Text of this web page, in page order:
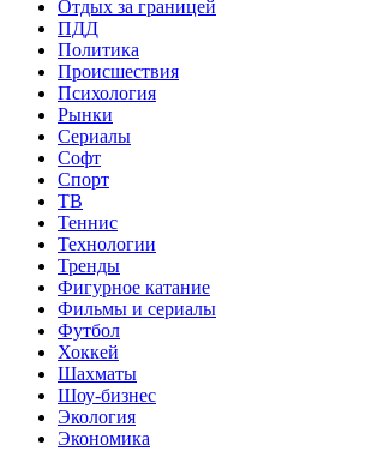
Отдых за границей
ПДД
Политика
Происшествия
Психология
Рынки
Сериалы
Софт
Спорт
ТВ
Теннис
Технологии
Тренды
Фигурное катание
Фильмы и сериалы
Футбол
Хоккей
Шахматы
Шоу-бизнес
Экология
Экономика